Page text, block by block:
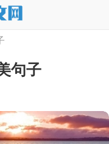
句子